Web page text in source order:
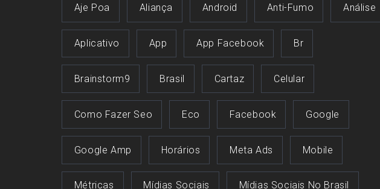
Aje Poa Aliança Android Anti-Fumo Análise
Aplicativo App App Facebook Br
Brainstorm9 Brasil Cartaz Celular
Como Fazer Seo Eco Facebook Google
Google Amp Horários Meta Ads Mobile
Métricas Mídias Sociais Mídias Sociais No Brasil